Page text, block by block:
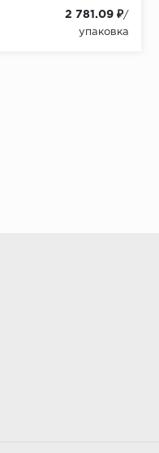
2 781.09 ₽/
упаковка